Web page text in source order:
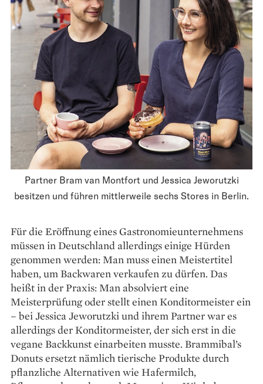
Partner Bram van Montfort und Jessica Jeworutzki
besitzen und führen mittlerweile sechs Stores in Berlin.
Für die Eröffnung eines Gastro­nomie­unter­nehmens
müssen in Deutschland allerdings einige Hürden
genommen werden: Man muss einen Meistertitel
haben, um Backwaren ver­kaufen zu dürfen. Das
heißt in der Praxis: Man absolviert eine
Meisterprüfung oder stellt einen Konditormeister ein
– bei Jessica Jeworutzki und ihrem Partner war es
allerdings der Konditormeister, der sich erst in die
vegane Backkunst einarbeiten musste. Brammibal’s
Donuts ersetzt nämlich tierische Produkte durch
pflanzliche Alternativen wie Hafermilch,